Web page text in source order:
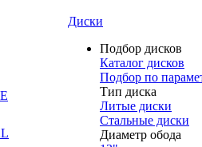
Диски
Подбор дисков
Каталог дисков
Подбор по
Тип диска
Литые диски
Стальные диски
Диаметр обода